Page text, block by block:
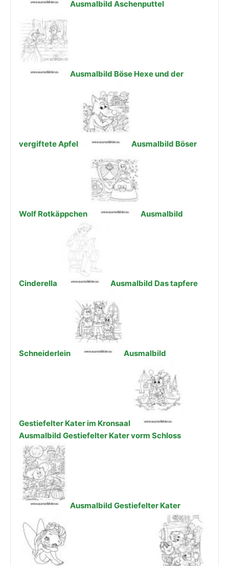
Ausmalbild Aschenputtel
Ausmalbild Böse Hexe und der
vergiftete Apfel Ausmalbild Böser
Wolf Rotkäppchen Ausmalbild
Cinderella Ausmalbild Das tapfere
Schneiderlein Ausmalbild
Gestiefelter Kater im Kronsaal
Ausmalbild Gestiefelter Kater vorm Schloss
Ausmalbild Gestiefelter Kater